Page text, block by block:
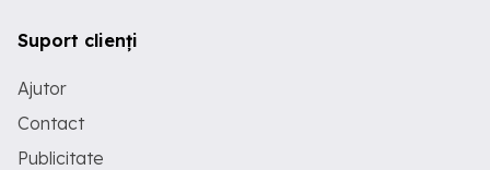
Suport clienți
Ajutor
Contact
Publicitate